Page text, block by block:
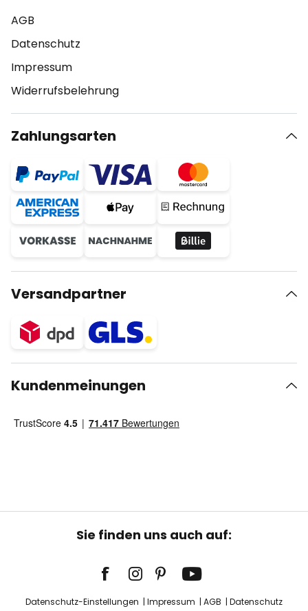
AGB
Datenschutz
Impressum
Widerrufsbelehrung
Zahlungsarten
Versandpartner
Kundenmeinungen
Sie finden uns auch auf:
Datenschutz-Einstellungen Impressum AGB Datenschutz